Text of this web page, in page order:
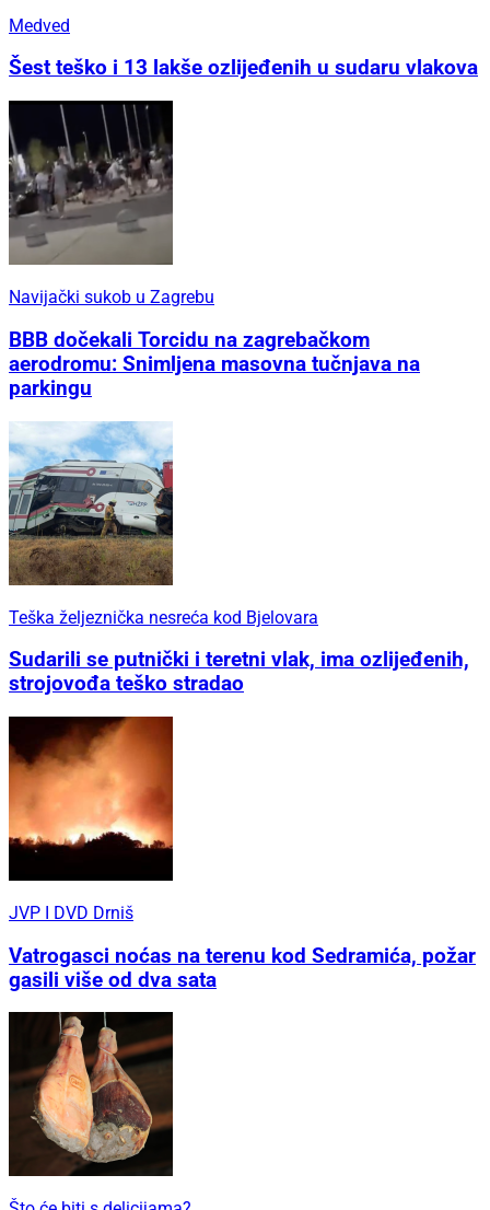
Medved
Šest teško i 13 lakše ozlijeđenih u sudaru vlakova
Navijački sukob u Zagrebu
BBB dočekali Torcidu na zagrebačkom
aerodromu: Snimljena masovna tučnjava na
parkingu
Teška željeznička nesreća kod Bjelovara
Sudarili se putnički i teretni vlak, ima ozlijeđenih,
strojovođa teško stradao
JVP I DVD Drniš
Vatrogasci noćas na terenu kod Sedramića, požar
gasili više od dva sata